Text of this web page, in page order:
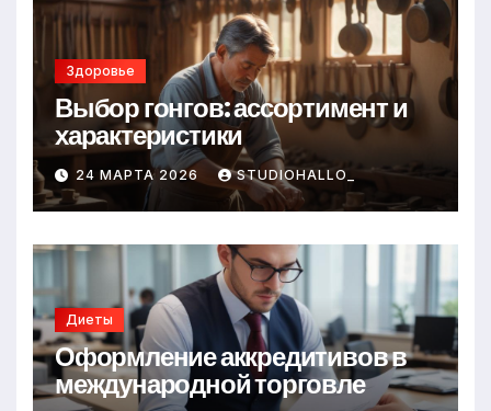
Здоровье
Выбор гонгов: ассортимент и
характеристики
24 МАРТА 2026 STUDIOHALLO_
Диеты
Оформление аккредитивов в
международной торговле